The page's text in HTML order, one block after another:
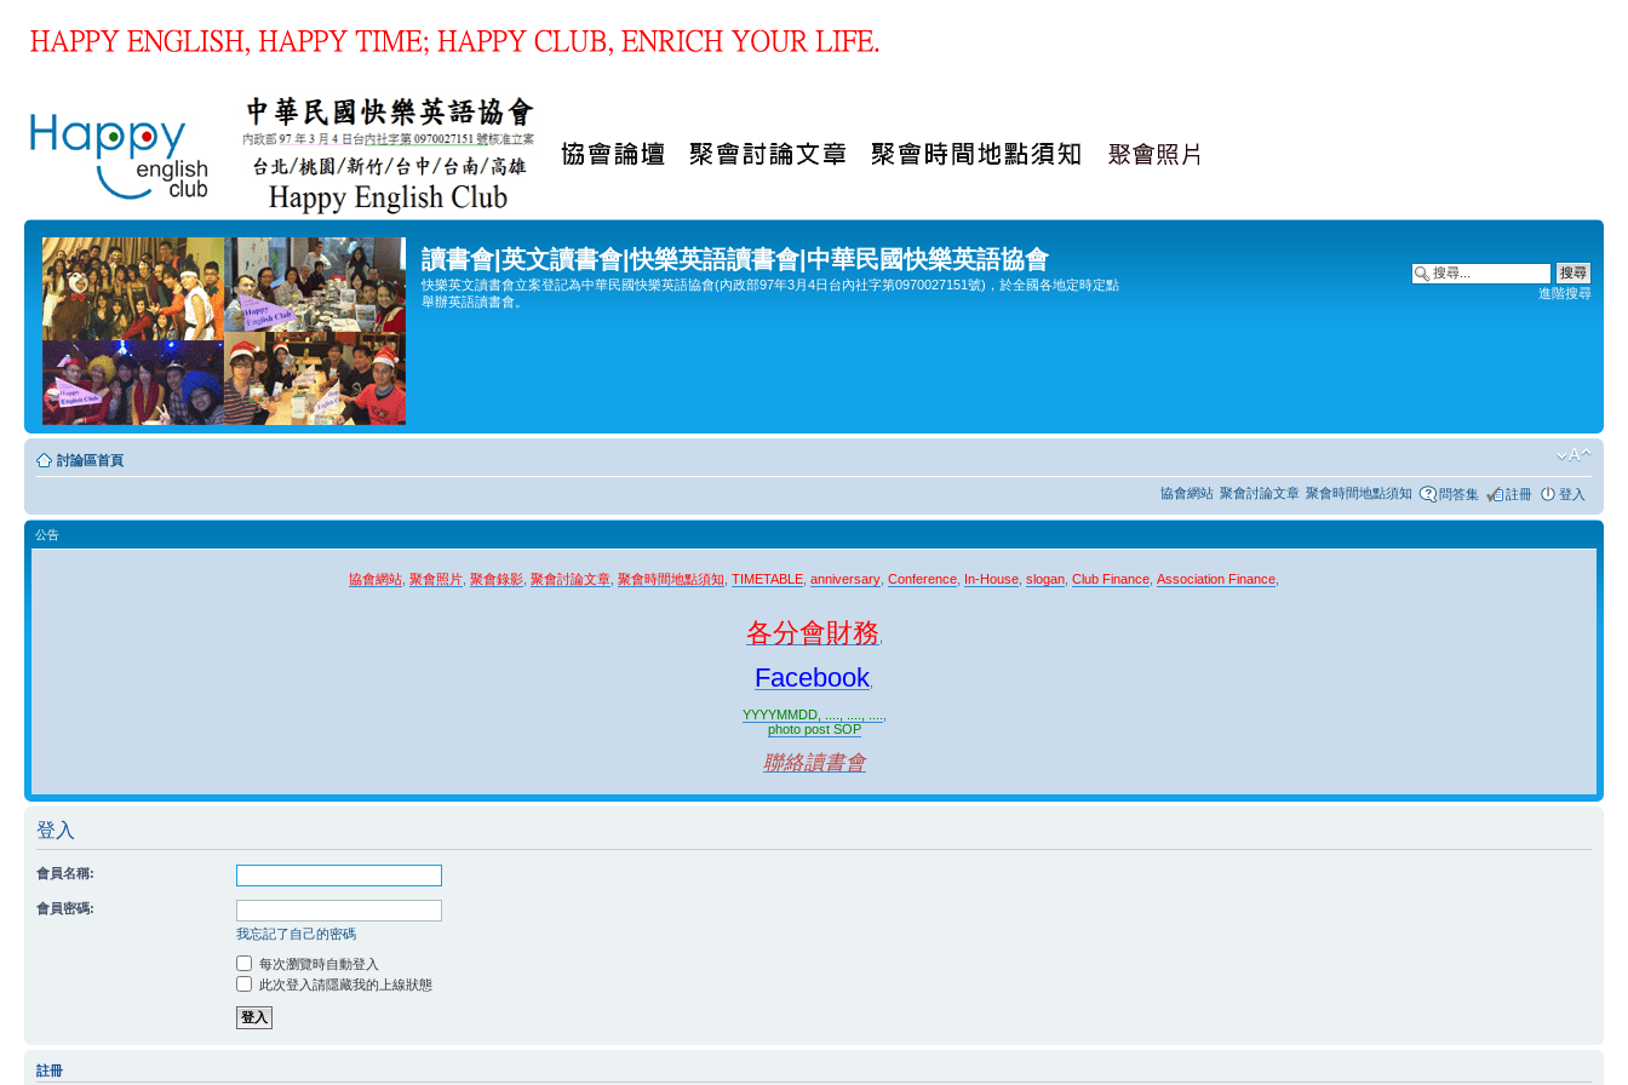
讀書會|英文讀書會|快樂英語讀書會|中華民國快樂英語協會
快樂英文讀書會立案登記為中華民國快樂英語協會(內政部97年3月4日台內社字第0970027151號)，於全國各地定時定點
舉辦英語讀書會。
進階搜尋
討論區首頁
協會網站 聚會討論文章 聚會時間地點須知 問答集 註冊 登入
公告
協會網站 聚會照片 聚會錄影 聚會討論文章 聚會時間地點須知 TIMETABLE anniversary Conference In-House slogan Club Finance Association Finance
各分會財務
Facebook
YYYYMMDD, ...., ...., ....
photo post SOP
聯絡讀書會
登入
會員名稱:
會員密碼:
我忘記了自己的密碼
每次瀏覽時自動登入
此次登入請隱藏我的上線狀態
註冊